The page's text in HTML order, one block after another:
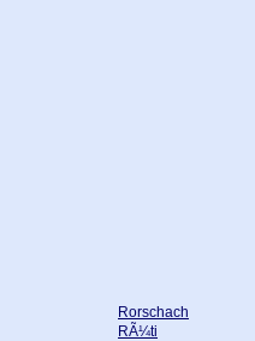
Rorschach
RÃ¼ti